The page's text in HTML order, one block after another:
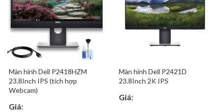
Màn hình Dell P2418HZM
23.8Inch IPS (tích hợp
Webcam)
Giá:
Màn hình Dell P2421D
23.8Inch 2K IPS
Giá: